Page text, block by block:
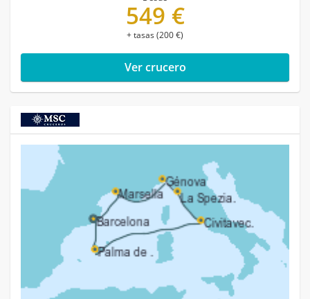
549 €
+ tasas (200 €)
Ver crucero